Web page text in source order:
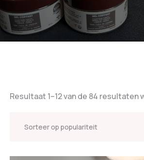
Resultaat 1–12 van de 84